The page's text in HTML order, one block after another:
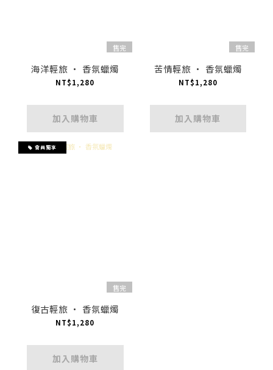
售完
海洋輕旅 · 香氛蠟燭
NT$1,280
加入購物車
售完
苦情輕旅 · 香氛蠟燭
NT$1,280
加入購物車
會員獨享
售完
復古輕旅 · 香氛蠟燭
NT$1,280
加入購物車